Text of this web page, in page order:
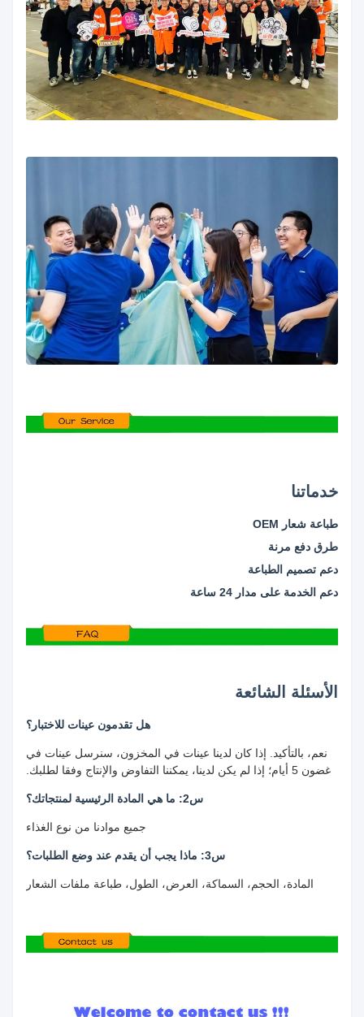
خدماتنا
طباعة شعار OEM
طرق دفع مرنة
دعم تصميم الطباعة
دعم الخدمة على مدار 24 ساعة
الأسئلة الشائعة
هل تقدمون عينات للاختبار؟
نعم، بالتأكيد. إذا كان لدينا عينات في المخزون، سنرسل عينات في
غضون 5 أيام؛ إذا لم يكن لدينا، يمكننا التفاوض والإنتاج وفقا لطلبك.
س2: ما هي المادة الرئيسية لمنتجاتك؟
جميع موادنا من نوع الغذاء
س3: ماذا يجب أن يقدم عند وضع الطلبات؟
المادة، الحجم، السماكة، العرض، الطول، طباعة ملفات الشعار